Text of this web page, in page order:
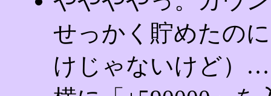
せっかく貯めたの
けじゃないけど）